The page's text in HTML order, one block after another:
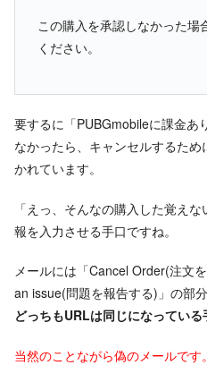
この購入を承認しなかった場
ください。
要するに「PUBGmobileに課金
なかったら、キャンセルするた
かれています。
「えっ、そんなの購入した覚え
報を入力させる手口ですね。
メールには「Cancel Order(注文
an issue(問題を報告する)」の部
どっちもURLは同じになっている
当然のことながら偽のメールで